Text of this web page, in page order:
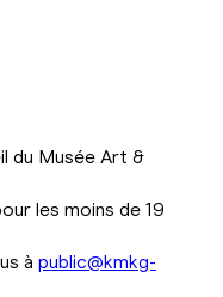
du Musée Art &
les moins de 19
à public@kmkg-